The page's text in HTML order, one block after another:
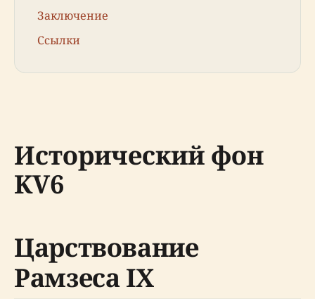
Заключение
Ссылки
Исторический фон
KV6
Царствование
Рамзеса IX